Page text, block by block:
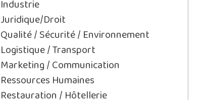
Industrie
Juridique/Droit
Qualité / Sécurité / Environnement
Logistique / Transport
Marketing / Communication
Ressources Humaines
Restauration / Hôtellerie